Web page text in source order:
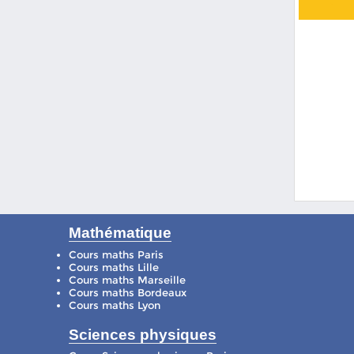
Mathématique
Cours maths Paris
Cours maths Lille
Cours maths Marseille
Cours maths Bordeaux
Cours maths Lyon
Sciences physiques